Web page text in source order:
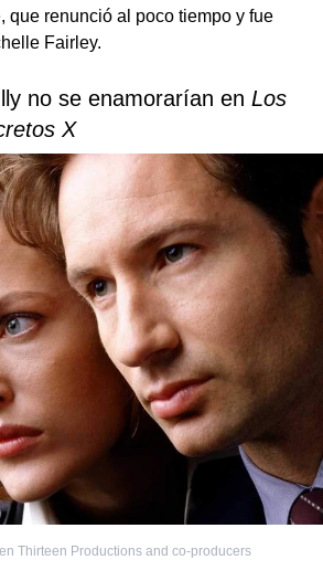
que renunció al poco tiempo y fue
Fairley.
no se enamorarían en Los
X
Thirteen Productions and co-producers